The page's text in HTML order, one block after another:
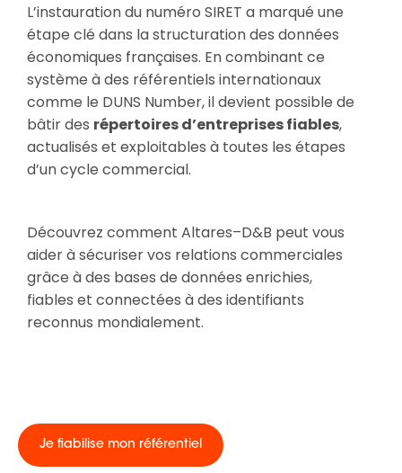
L’instauration du numéro SIRET a marqué une
étape clé dans la structuration des données
économiques françaises. En combinant ce
système à des référentiels internationaux
comme le DUNS Number, il devient possible de
bâtir des répertoires d’entreprises fiables,
actualisés et exploitables à toutes les étapes
d’un cycle commercial.
Découvrez comment Altares–D&B peut vous
aider à sécuriser vos relations commerciales
grâce à des bases de données enrichies,
fiables et connectées à des identifiants
reconnus mondialement.
Je fiabilise mon référentiel